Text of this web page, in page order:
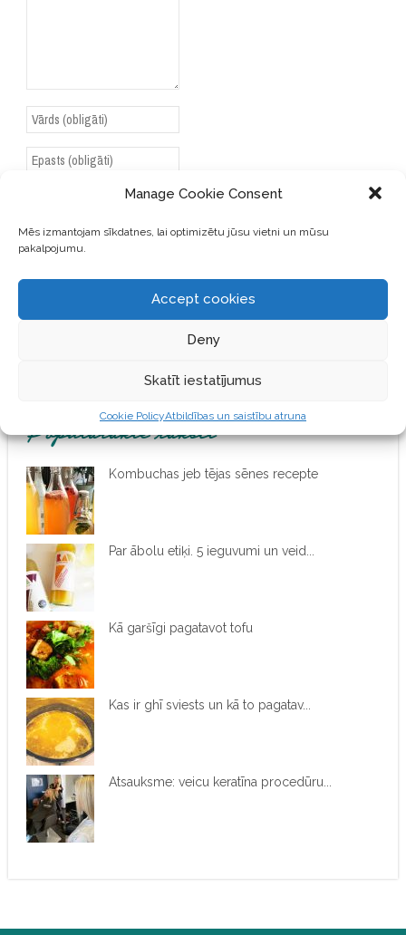
Manage Cookie Consent
Mēs izmantojam sīkdatnes, lai optimizētu jūsu vietni un mūsu
pakalpojumu.
Accept cookies
Deny
Skatīt iestatījumus
Cookie PolicyAtbildības un saistību atruna
E-PASTA ADRESI UN VIETNI
ŠAJĀ PĀRLŪKPROGRAMMĀ
Populārākie raksti
Kombuchas jeb tējas sēnes recepte
Par ābolu etiķi. 5 ieguvumi un veid...
Kā garšīgi pagatavot tofu
Kas ir ghī sviests un kā to pagatav...
Atsauksme: veicu keratīna procedūru...